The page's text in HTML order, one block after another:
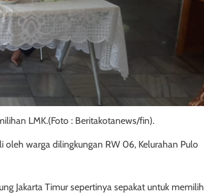
LMK.(Foto : Beritakotanews/fin).
oleh warga dilingkungan RW 06, Kelurahan Pulo
Jakarta Timur sepertinya sepakat untuk memilih